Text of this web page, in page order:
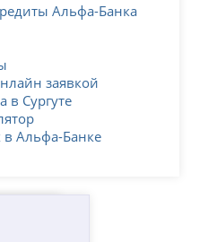
Альфа-Банка
заявкой
в Сургуте
Альфа-Банке